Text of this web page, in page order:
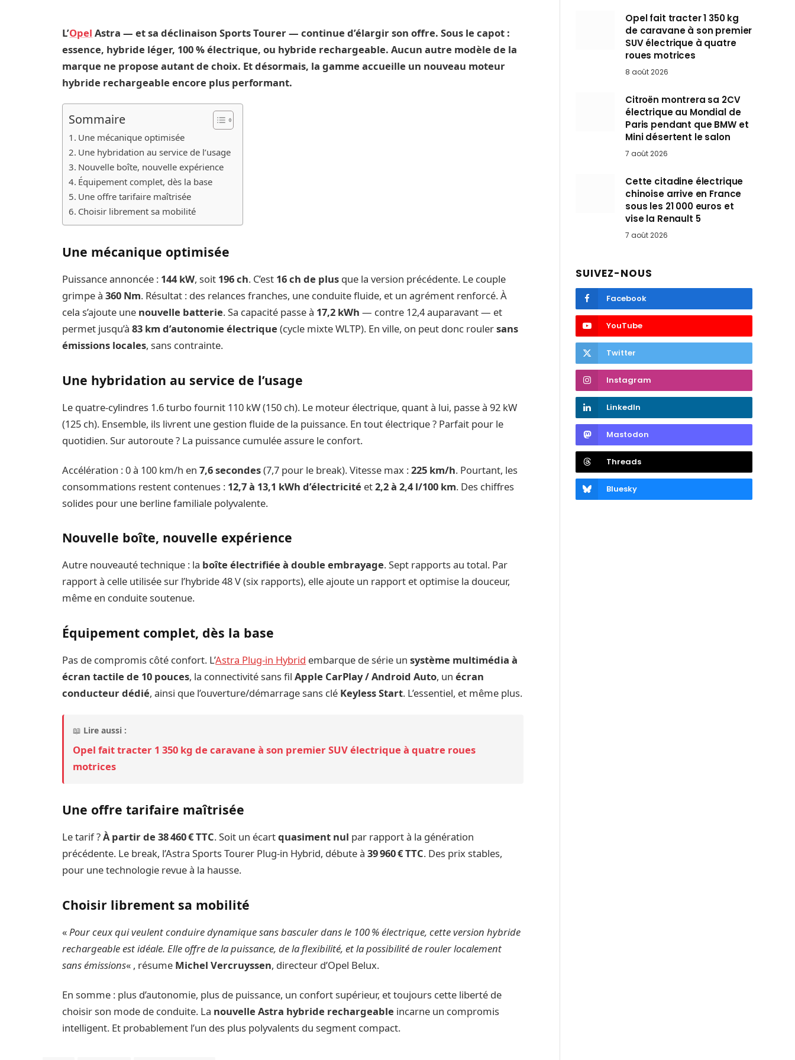
L’Opel Astra — et sa déclinaison Sports Tourer — continue d’élargir son offre. Sous le capot :
essence, hybride léger, 100 % électrique, ou hybride rechargeable. Aucun autre modèle de la
marque ne propose autant de choix. Et désormais, la gamme accueille un nouveau moteur
hybride rechargeable encore plus performant.
Sommaire
Une mécanique optimisée
Une hybridation au service de l’usage
Nouvelle boîte, nouvelle expérience
Équipement complet, dès la base
Une offre tarifaire maîtrisée
Choisir librement sa mobilité
Une mécanique optimisée
Puissance annoncée : 144 kW, soit 196 ch. C’est 16 ch de plus que la version précédente. Le couple
grimpe à360 Nm. Résultat : des relances franches, une conduite fluide, et un agrément renforcé. À
cela s’ajoute une nouvelle batterie. Sa capacité passe à 17,2 kWh — contre 12,4 auparavant — et
permet jusqu’à83 km d’autonomie électrique (cycle mixte WLTP). En ville, on peut donc roulersans
émissions locales, sans contrainte.
Une hybridation au service de l’usage
Le quatre-cylindres 1.6 turbo fournit 110 kW (150 ch). Le moteur électrique, quant à lui, passe à 92 kW
(125 ch). Ensemble, ils livrent une gestion fluide de la puissance. En tout électrique ? Parfait pour le
quotidien. Sur autoroute ? La puissance cumulée assure le confort.
Accélération : 0 à 100 km/h en7,6 secondes(7,7 pour le break). Vitesse max :225 km/h. Pourtant, les
consommations restent contenues : 12,7 à 13,1 kWh d’électricité et2,2 à 2,4 l/100 km. Des chiffres
solides pour une berline familiale polyvalente.
Nouvelle boîte, nouvelle expérience
Autre nouveauté technique : la boîte électrifiée à double embrayage. Sept rapports au total. Par
rapport à celle utilisée sur l’hybride 48 V (six rapports), elle ajoute un rapport et optimise la douceur,
même en conduite soutenue.
Équipement complet, dès la base
Pas de compromis côté confort. L’Astra Plug-in Hybrid embarque de série unsystème multimédia à
écran tactile de 10 pouces, la connectivité sans filApple CarPlay / Android Auto, unécran
conducteur dédié, ainsi que l’ouverture/démarrage sans clé Keyless Start. L’essentiel, et même plus.
📖 Lire aussi :
Opel fait tracter 1 350 kg de caravane à son premier SUV électrique à quatre roues
motrices
Une offre tarifaire maîtrisée
Le tarif ?À partir de 38 460 € TTC. Soit un écartquasiment nul par rapport à la génération
précédente. Le break, l’Astra Sports Tourer Plug-in Hybrid, débute à39 960 € TTC. Des prix stables,
pour une technologie revue à la hausse.
Choisir librement sa mobilité
«Pour ceux qui veulent conduire dynamique sans basculer dans le 100 % électrique, cette version hybride
rechargeable est idéale. Elle offre de la puissance, de la flexibilité, et la possibilité de rouler localement
sans émissions« , résume Michel Vercruyssen, directeur d’Opel Belux.
En somme : plus d’autonomie, plus de puissance, un confort supérieur, et toujours cette liberté de
choisir son mode de conduite. La nouvelle Astra hybride rechargeable incarne un compromis
intelligent. Et probablement l’un des plus polyvalents du segment compact.
Opel fait tracter 1 350 kg
de caravane à son premier
SUV électrique à quatre
roues motrices
8 août 2026
Citroën montrera sa 2CV
électrique au Mondial de
Paris pendant que BMW et
Mini désertent le salon
7 août 2026
Cette citadine électrique
chinoise arrive en France
sous les 21 000 euros et
vise la Renault 5
7 août 2026
SUIVEZ-NOUS
Facebook
YouTube
Twitter
Instagram
LinkedIn
Mastodon
Threads
Bluesky